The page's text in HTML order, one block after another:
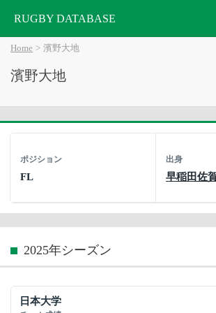
RUGBY DATABASE
Home 濱野大地
濱野大地
ポジション
FL
出身
早稲田佐
2025年シーズン
日本大学